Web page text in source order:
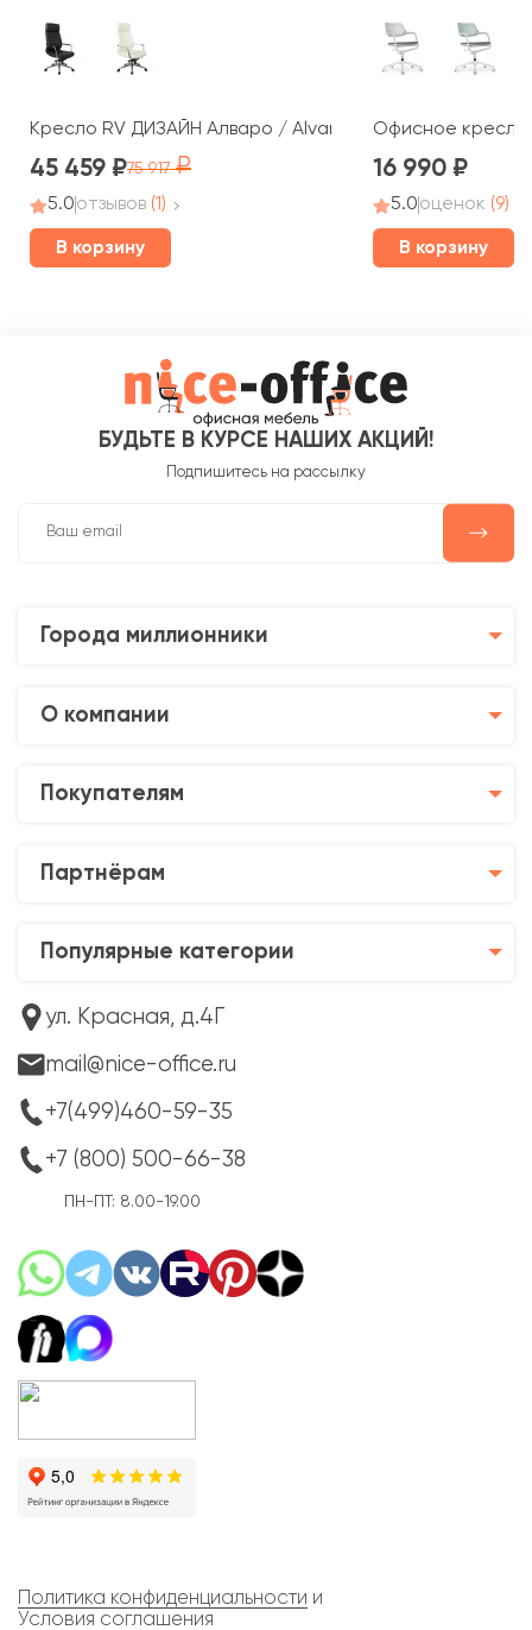
Кресло RV ДИЗАЙН Алваро / Alvaro (A1815)
45 459 75 917
5.0отзывов (1)
В корзину
Офисное кресло
16 990
5.0оценок (9)
В корзину
БУДЬТЕ В КУРСЕ НАШИХ АКЦИЙ!
Подпишитесь на рассылку
Города миллионники
О компании
Покупателям
Партнёрам
Популярные категории
ул. Красная, д.4Г
mail@nice-office.ru
+7(499)460-59-35
+7 (800) 500-66-38
ПН-ПТ: 8.00-19.00
Политика конфиденциальности и
Условия соглашения